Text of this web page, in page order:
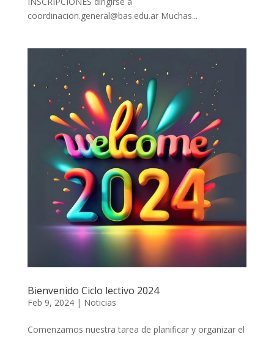
coordinacion.general@bas.edu.ar Muchas...
Bienvenido Ciclo lectivo 2024
Feb 9, 2024| Noticias
Comenzamos nuestra tarea de planificar y organizar el